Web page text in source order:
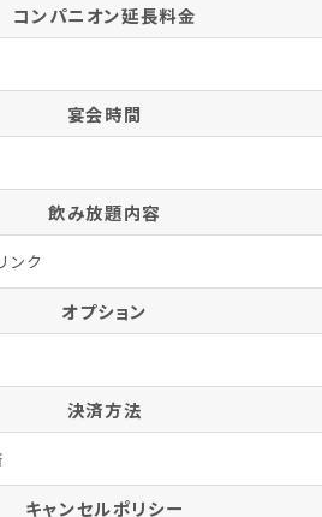
コンパニオン延長料金
宴会時間
飲み放題内容
ンク
オプション
決済方法
キャンセルポリシー